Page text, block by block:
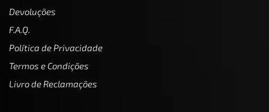
Devoluções
F.A.Q.
Política de Privacidade
Termos e Condições
Livro de Reclamações